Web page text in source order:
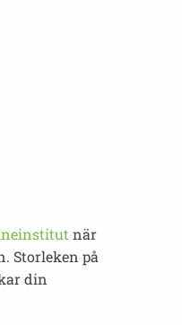
när
Storleken på
din